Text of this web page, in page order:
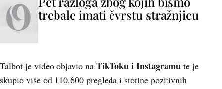
trebale imati čvrstu stražnjicu
Talbot je video objavio na TikToku i Instagramu te je
skupio više od 110.600 pregleda i stotine pozitivnih